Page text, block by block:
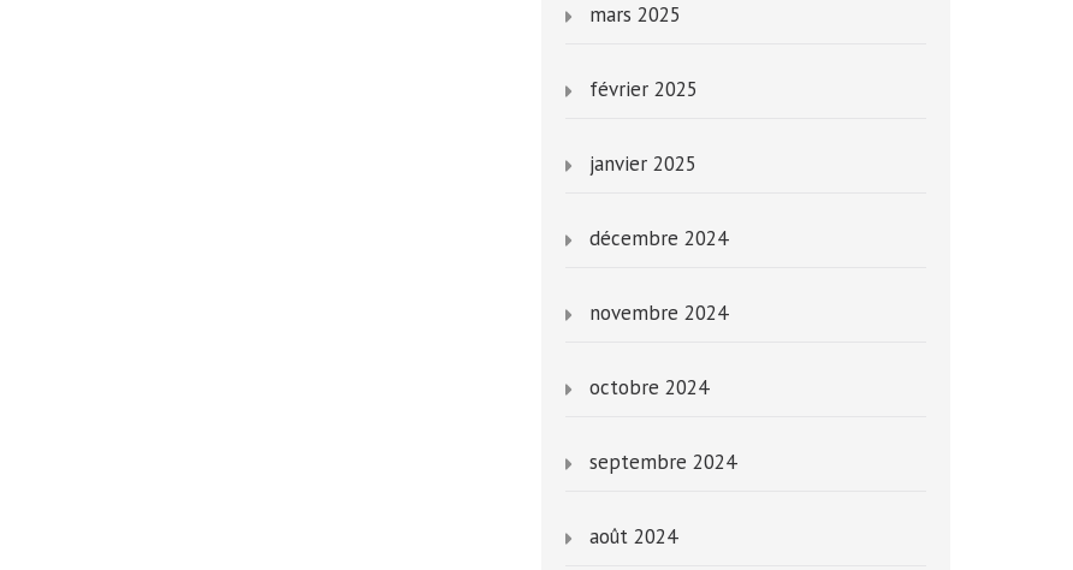
mars 2025
février 2025
janvier 2025
décembre 2024
novembre 2024
octobre 2024
septembre 2024
août 2024